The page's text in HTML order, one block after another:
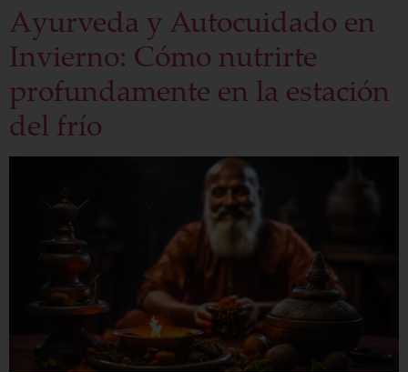
Ayurveda y Autocuidado en
Invierno: Cómo nutrirte
profundamente en la estación
del frío